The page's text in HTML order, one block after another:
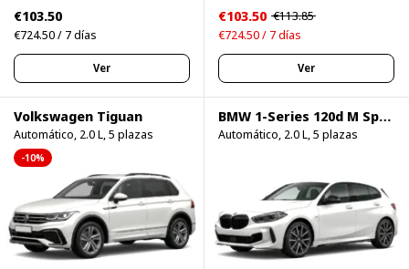
€103.50
€724.50 / 7 días
Ver
€103.50 €113.85
€724.50 / 7 días
Ver
Volkswagen Tiguan
Automático, 2.0 L, 5 plazas
-10%
BMW 1-Series 120d M Sport Pro
Automático, 2.0 L, 5 plazas